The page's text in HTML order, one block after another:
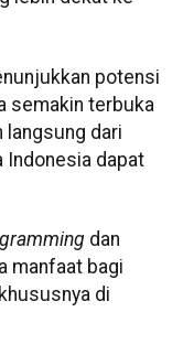
potensi
semakin terbuka
langsung dari
Indonesia dapat
dan
manfaat bagi
di